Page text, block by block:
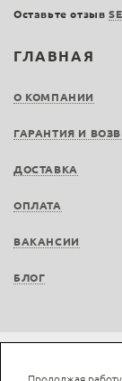
ГЛАВНАЯ
О КОМПАНИИ
ГАРАНТИЯ И
ДОСТАВКА
ОПЛАТА
ВАКАНСИИ
БЛОГ
Оставьте отзыв